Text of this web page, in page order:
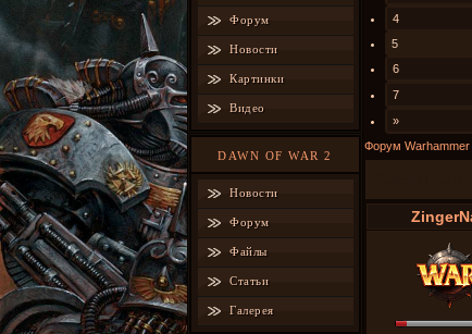
Форум
Новости
Картинки
Видео
DAWN OF WAR 2
Новости
Форум
Файлы
Статьи
Галерея
4
5
6
7
»
Форум Warhammer